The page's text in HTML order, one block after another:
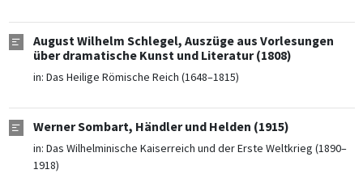
August Wilhelm Schlegel, Auszüge aus Vorlesungen
über dramatische Kunst und Literatur (1808)
in: Das Heilige Römische Reich (1648–1815)
Werner Sombart, Händler und Helden (1915)
in: Das Wilhelminische Kaiserreich und der Erste Weltkrieg (1890–
1918)